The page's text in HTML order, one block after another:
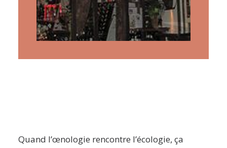
YOGA
faire le quiz
Quand l’œnologie rencontre l’écologie, ça